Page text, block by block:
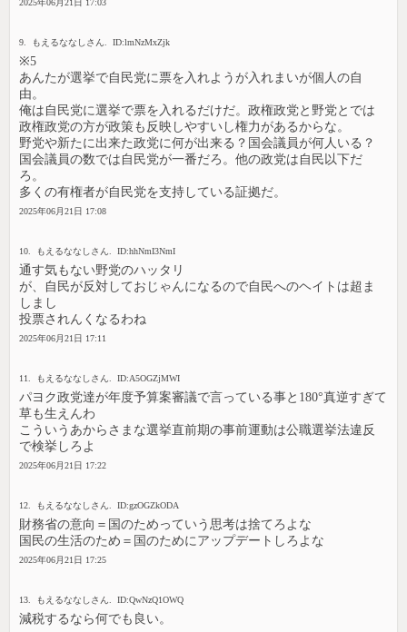
2025年06月21日 17:03
9. もえるななしさん. ID:lmNzMxZjk
※5
あんたが選挙で自民党に票を入れようが入れまいが個人の自
由。
俺は自民党に選挙で票を入れるだけだ。政権政党と野党とでは
政権政党の方が政策も反映しやすいし権力があるからな。
野党や新たに出来た政党に何が出来る？国会議員が何人いる？
国会議員の数では自民党が一番だろ。他の政党は自民以下だ
ろ。
多くの有権者が自民党を支持している証拠だ。
2025年06月21日 17:08
10. もえるななしさん. ID:hhNmI3NmI
通す気もない野党のハッタリ
が、自民が反対しておじゃんになるので自民へのヘイトは超ま
しまし
投票されんくなるわね
2025年06月21日 17:11
11. もえるななしさん. ID:A5OGZjMWI
パヨク政党達が年度予算案審議で言っている事と180°真逆すぎて
草も生えんわ
こういうあからさまな選挙直前期の事前運動は公職選挙法違反
で検挙しろよ
2025年06月21日 17:22
12. もえるななしさん. ID:gzOGZkODA
財務省の意向＝国のためっていう思考は捨てろよな
国民の生活のため＝国のためにアップデートしろよな
2025年06月21日 17:25
13. もえるななしさん. ID:QwNzQ1OWQ
減税するなら何でも良い。